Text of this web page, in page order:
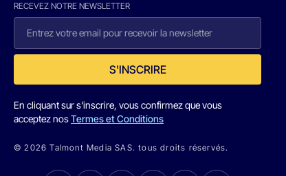
RECEVEZ NOTRE NEWSLETTER
S'INSCRIRE
En cliquant sur s'inscrire, vous confirmez que vous
acceptez nosTermes et Conditions
© 2026 Talmont Media SAS. tous droits réservés.